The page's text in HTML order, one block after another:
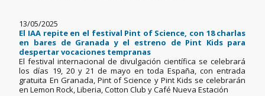
13/05/2025
El IAA repite en el festival Pint of Science, con 18 charlas
en bares de Granada y el estreno de Pint Kids para
despertar vocaciones tempranas
El festival internacional de divulgación científica se celebrará
los días 19, 20 y 21 de mayo en toda España, con entrada
gratuita En Granada, Pint of Science y Pint Kids se celebrarán
en Lemon Rock, Liberia, Cotton Club y Café Nueva Estación